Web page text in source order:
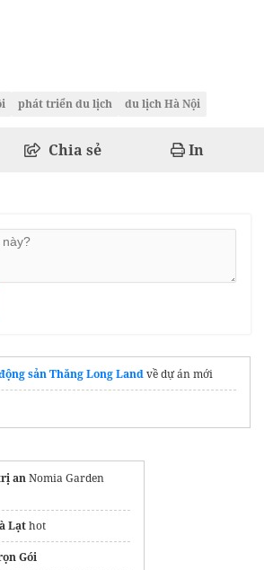
phát triển du lịch du lịch Hà Nội
Chia sẻ In
sản Thăng Long Landvề dự án mới
anNomia Garden
Lạthot
Gói